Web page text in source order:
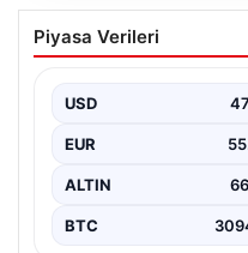
Menderes
ve 9 Kişi
Çiçek'in de aralarında
yürütülen kapsamlı…
Piyasa Verileri
USD
EUR
ALTIN
BTC